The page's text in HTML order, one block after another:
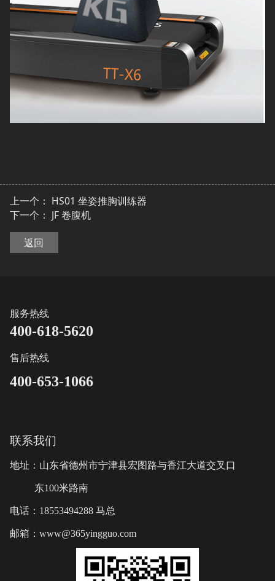
上一个： HS01 坐姿推胸训练器
下一个： JF 卷腹机
返回
服务热线
400-618-5620
售后热线
400-653-1066
联系我们
地址：山东省德州市宁津县宏图路与香江大道交叉口
东100米路南
电话：18553494288 马总
邮箱：www@365yingguo.com